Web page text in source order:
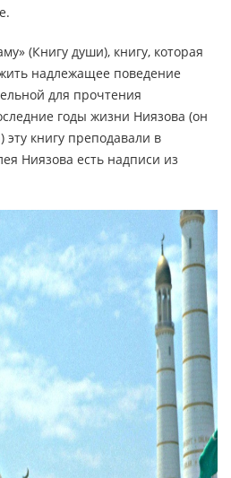
(Книгу души), книгу, которая
надлежащее поведение
для прочтения
годы жизни Ниязова (он
эту книгу преподавали в
Ниязова есть надписи из